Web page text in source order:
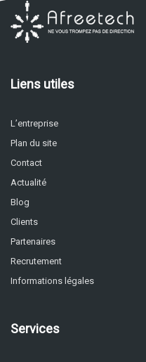
Liens utiles
L’entreprise
Plan du site
Contact
Actualité
Blog
Clients
Partenaires
Recrutement
Informations légales
Services